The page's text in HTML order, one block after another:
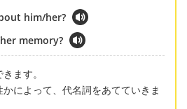
him/her?
memory?
ます。
によって、代名詞をあてていきま